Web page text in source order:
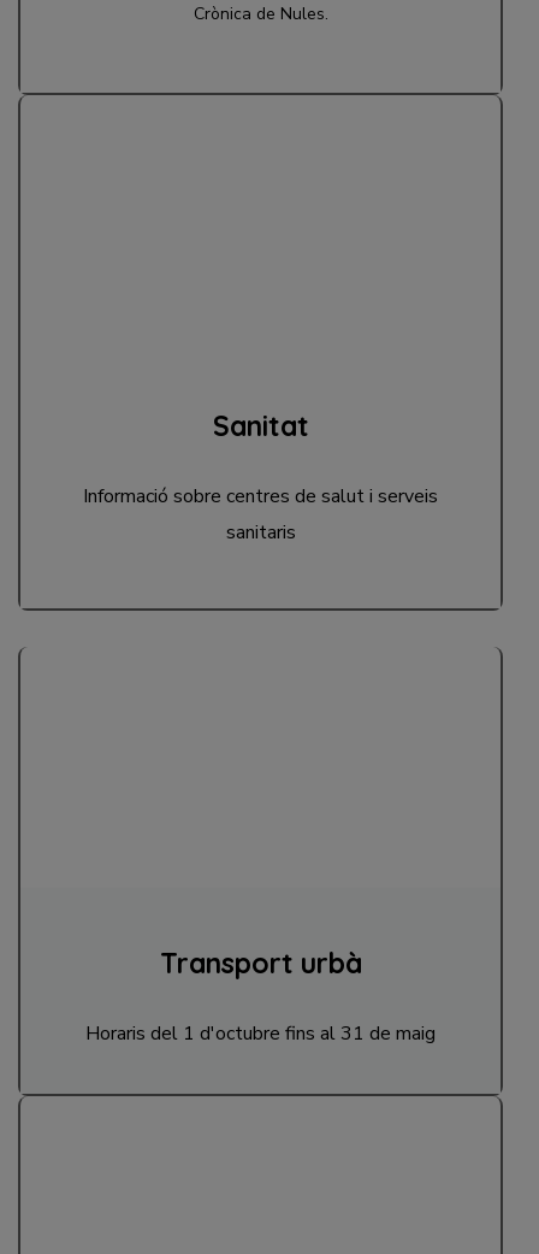
Crònica de Nules.
Sanitat
Informació sobre centres de salut i serveis
sanitaris
Transport urbà
Horaris del 1 d'octubre fins al 31 de maig